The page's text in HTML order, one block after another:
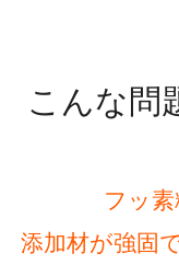
こんな問
フッ
添加材が強固